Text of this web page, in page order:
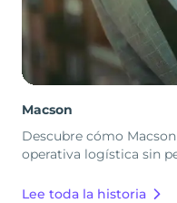
Macson
Descubre cómo
operativa logística sin
Lee toda la historia